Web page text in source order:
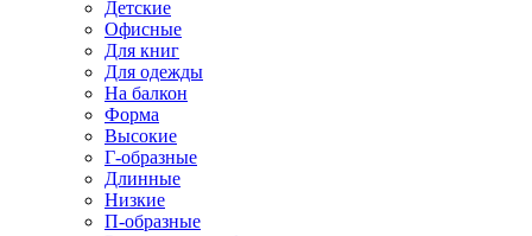
Детские
Офисные
Для книг
Для одежды
На балкон
Форма
Высокие
Г-образные
Длинные
Низкие
П-образные